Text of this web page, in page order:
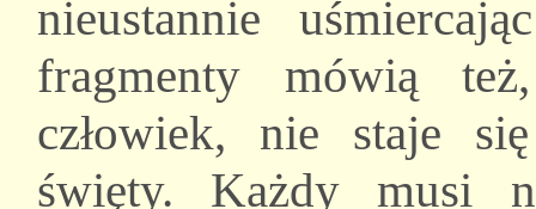
nieustannie
fragmenty mówią
człowiek, nie staje
święty. Każdy musi